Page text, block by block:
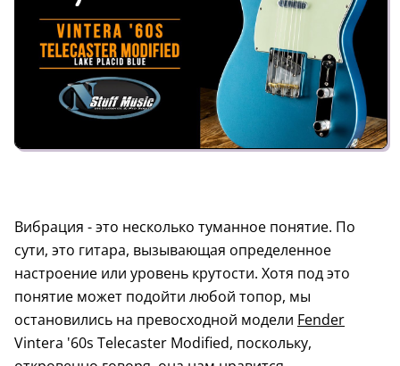
Вибрация - это несколько туманное понятие. По
сути, это гитара, вызывающая определенное
настроение или уровень крутости. Хотя под это
понятие может подойти любой топор, мы
остановились на превосходной модели Fender
Vintera '60s Telecaster Modified, поскольку,